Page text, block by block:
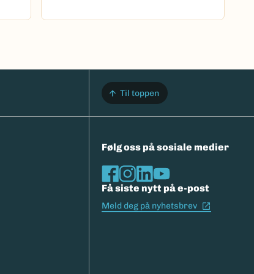
Til toppen
Følg oss på sosiale medier
Få siste nytt på e-post
Meld deg på nyhetsbrev